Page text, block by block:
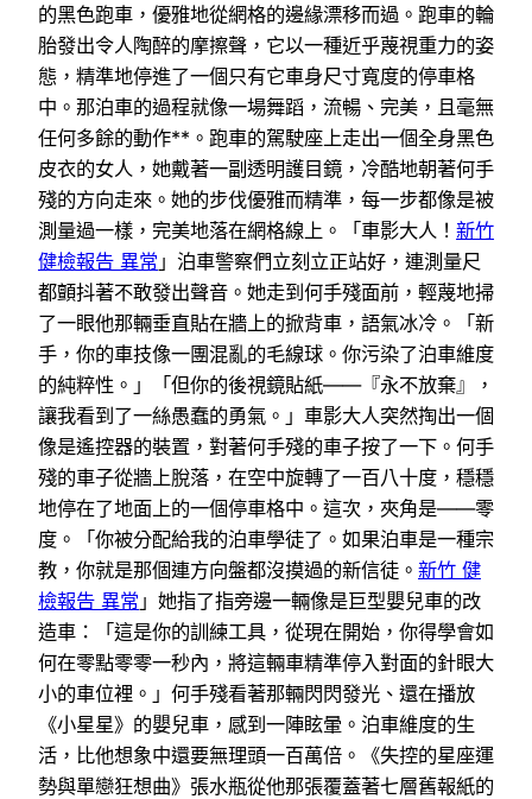
的黑色跑車，優雅地從網格的邊緣漂移而過。跑車的輪
胎發出令人陶醉的摩擦聲，它以一種近乎蔑視重力的姿
態，精準地停進了一個只有它車身尺寸寬度的停車格
中。那泊車的過程就像一場舞蹈，流暢、完美，且毫無
任何多餘的動作**。跑車的駕駛座上走出一個全身黑色
皮衣的女人，她戴著一副透明護目鏡，冷酷地朝著何手
殘的方向走來。她的步伐優雅而精準，每一步都像是被
測量過一樣，完美地落在網格線上。「車影大人！ 新竹
健檢報告 異常 」泊車警察們立刻立正站好，連測量尺
都顫抖著不敢發出聲音。她走到何手殘面前，輕蔑地掃
了一眼他那輛垂直貼在牆上的掀背車，語氣冰冷。「新
手，你的車技像一團混亂的毛線球。你污染了泊車維度
的純粹性。」「但你的後視鏡貼紙——『永不放棄』，
讓我看到了一絲愚蠢的勇氣。」車影大人突然掏出一個
像是遙控器的裝置，對著何手殘的車子按了一下。何手
殘的車子從牆上脫落，在空中旋轉了一百八十度，穩穩
地停在了地面上的一個停車格中。這次，夾角是——零
度。「你被分配給我的泊車學徒了。如果泊車是一種宗
教，你就是那個連方向盤都沒摸過的新信徒。 新竹 健
檢報告 異常 」她指了指旁邊一輛像是巨型嬰兒車的改
造車：「這是你的訓練工具，從現在開始，你得學會如
何在零點零零一秒內，將這輛車精準停入對面的針眼大
小的車位裡。」何手殘看著那輛閃閃發光、還在播放
《小星星》的嬰兒車，感到一陣眩暈。泊車維度的生
活，比他想象中還要無理頭一百萬倍。《失控的星座運
勢與單戀狂想曲》張水瓶從他那張覆蓋著七層舊報紙的